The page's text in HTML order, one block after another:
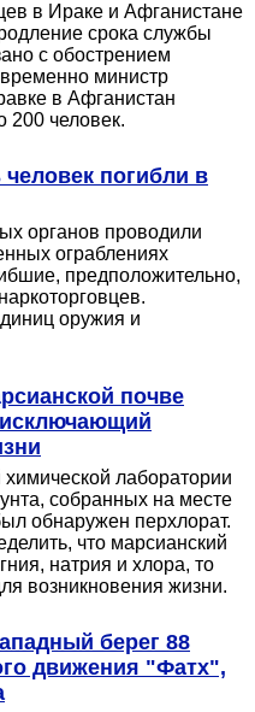
в Ираке и Афганистане
срока службы
с обострением
министр
в Афганистан
200 человек.
погибли в
органов проводили
ограблениях
предположительно,
оружия и
почве
исключающий
лаборатории
собранных на месте
обнаружен перхлорат.
что марсианский
натрия и хлора, то
возникновения жизни.
берег 88
движения "Фатх",